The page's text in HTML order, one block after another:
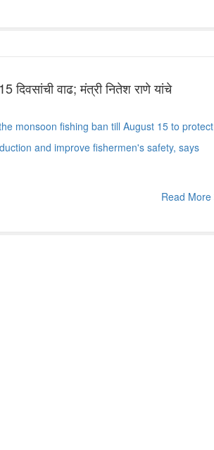
दिवसांची वाढ; मंत्री नितेश राणे यांचे
monsoon fishing ban till August 15 to protect
and improve fishermen's safety, says
Read More